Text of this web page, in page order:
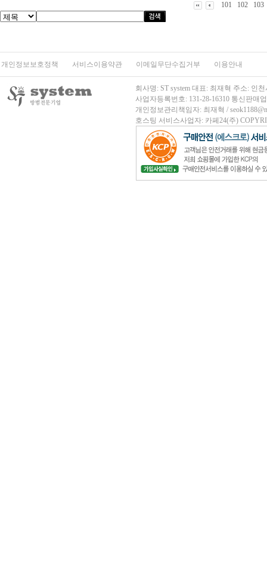
101 102 103
개인정보보호정책 서비스이용약관 이메일무단수집거부 이용안내
회사명: ST system 대표: 최재혁 주소: 인
사업자등록번호: 131-28-16310 통신판매
개인정보관리책임자: 최재혁 /
호스팅 서비스사업자: 카페24(주)